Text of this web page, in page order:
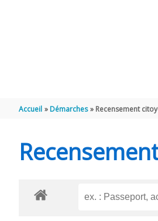
Accueil Démarches Recensement